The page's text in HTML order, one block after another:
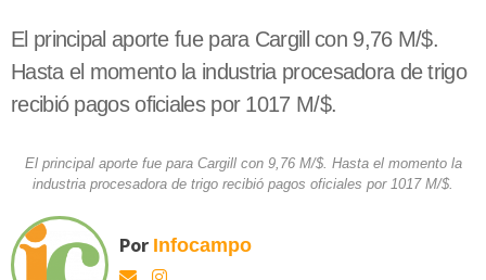
El principal aporte fue para Cargill con 9,76 M/$.
Hasta el momento la industria procesadora de trigo
recibió pagos oficiales por 1017 M/$.
El principal aporte fue para Cargill con 9,76 M/$. Hasta el momento la
industria procesadora de trigo recibió pagos oficiales por 1017 M/$.
Por Infocampo